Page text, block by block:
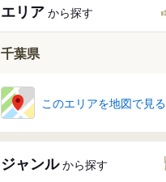
エリア から探す
千葉県
このエリアを地図で見る
ジャンルから探す